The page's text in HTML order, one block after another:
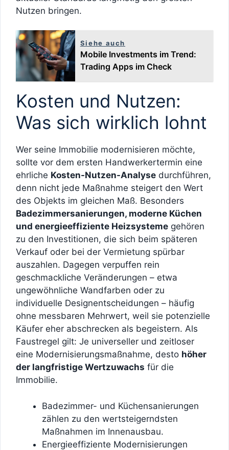
Nutzen bringen.
Siehe auch
Mobile Investments im Trend:
Trading Apps im Check
Kosten und Nutzen:
Was sich wirklich lohnt
Wer seine Immobilie modernisieren möchte,
sollte vor dem ersten Handwerkertermin eine
ehrliche Kosten-Nutzen-Analyse durchführen,
denn nicht jede Maßnahme steigert den Wert
des Objekts im gleichen Maß. Besonders
Badezimmersanierungen, moderne Küchen
und energieeffiziente Heizsysteme gehören
zu den Investitionen, die sich beim späteren
Verkauf oder bei der Vermietung spürbar
auszahlen. Dagegen verpuffen rein
geschmackliche Veränderungen – etwa
ungewöhnliche Wandfarben oder zu
individuelle Designentscheidungen – häufig
ohne messbaren Mehrwert, weil sie potenzielle
Käufer eher abschrecken als begeistern. Als
Faustregel gilt: Je universeller und zeitloser
eine Modernisierungsmaßnahme, desto höher
der langfristige Wertzuwachs für die
Immobilie.
Badezimmer- und Küchensanierungen
zählen zu den wertsteigerndsten
Maßnahmen im Innenausbau.
Energieeffiziente Modernisierungen